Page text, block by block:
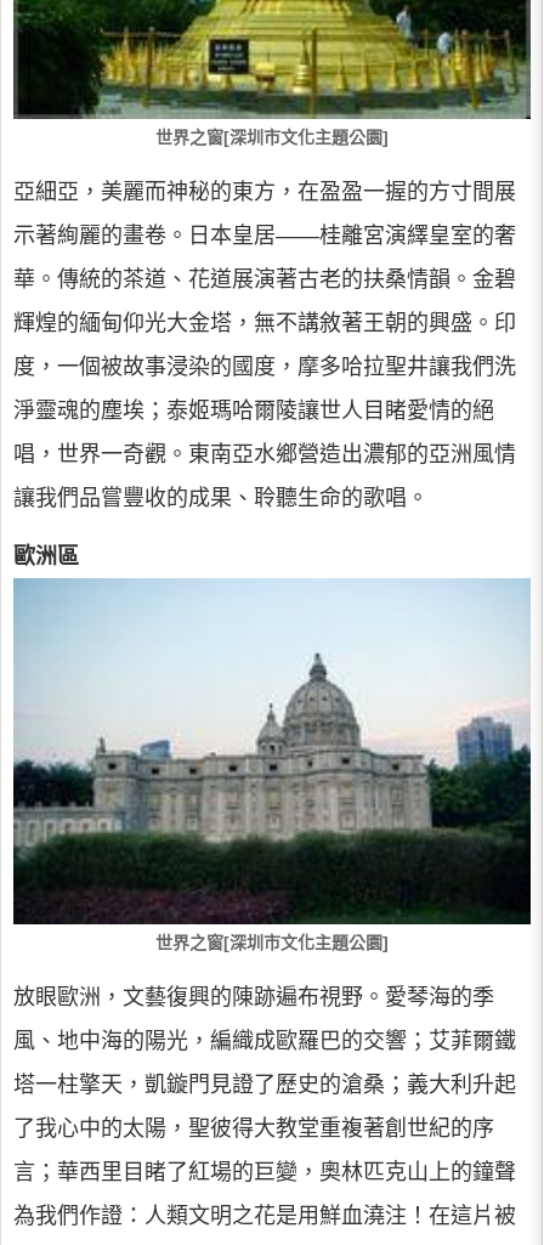
世界之窗[深圳市文化主題公園]
亞細亞，美麗而神秘的東方，在盈盈一握的方寸間展
示著絢麗的畫卷。日本皇居――桂離宮演繹皇室的奢
華。傳統的茶道、花道展演著古老的扶桑情韻。金碧
輝煌的緬甸仰光大金塔，無不講敘著王朝的興盛。印
度，一個被故事浸染的國度，摩多哈拉聖井讓我們洗
淨靈魂的塵埃；泰姬瑪哈爾陵讓世人目睹愛情的絕
唱，世界一奇觀。東南亞水鄉營造出濃郁的亞洲風情
讓我們品嘗豐收的成果、聆聽生命的歌唱。
歐洲區
世界之窗[深圳市文化主題公園]
放眼歐洲，文藝復興的陳跡遍布視野。愛琴海的季
風、地中海的陽光，編織成歐羅巴的交響；艾菲爾鐵
塔一柱擎天，凱鏇門見證了歷史的滄桑；義大利升起
了我心中的太陽，聖彼得大教堂重複著創世紀的序
言；華西里目睹了紅場的巨變，奧林匹克山上的鐘聲
為我們作證：人類文明之花是用鮮血澆注！在這片被